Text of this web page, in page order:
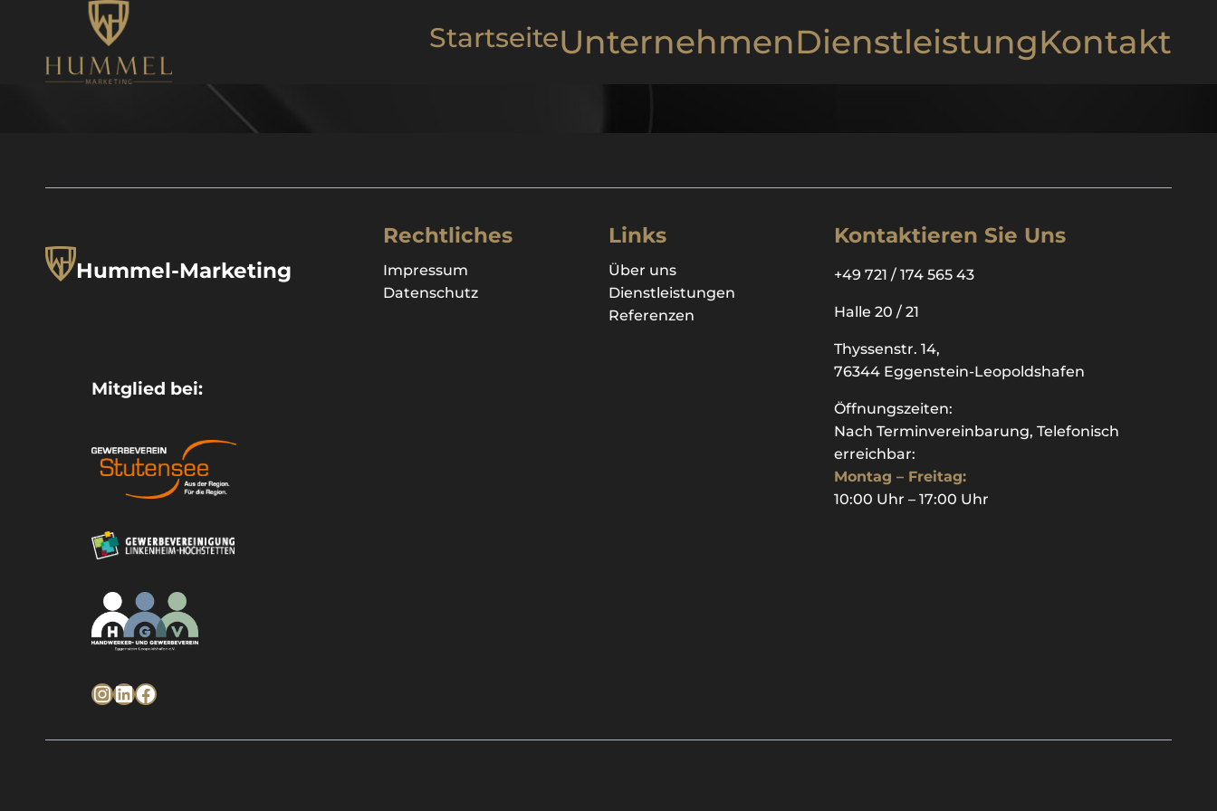
springen
StartseiteUnternehmenDienstleistungKontakt
Hummel-Marketing
Mitglied bei:
InstagramLinkedIn Facebook
Rechtliches
Impressum
Datenschutz
Links
Über uns
Dienstleistungen
Referenzen
Kontaktieren Sie Uns
+49 721 / 174 565 43
Halle 20 / 21
Thyssenstr. 14,
76344 Eggenstein-Leopoldshafen
Öffnungszeiten:
Nach Terminvereinbarung, Telefonisch
erreichbar:
Montag – Freitag:
10:00 Uhr – 17:00 Uhr